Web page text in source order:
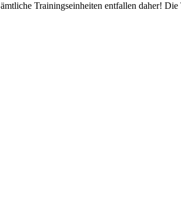
Trainingseinheiten entfallen daher!